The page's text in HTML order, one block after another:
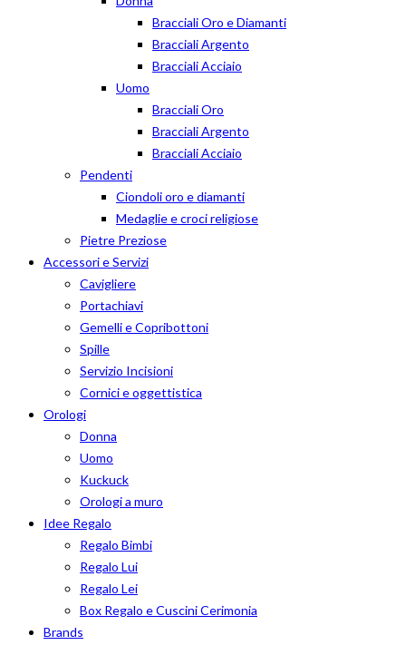
Bracciali Oro e Diamanti
Bracciali Argento
Bracciali Acciaio
Uomo
Bracciali Oro
Bracciali Argento
Bracciali Acciaio
Pendenti
Ciondoli oro e diamanti
Medaglie e croci religiose
Pietre Preziose
Accessori e Servizi
Cavigliere
Portachiavi
Gemelli e Copribottoni
Spille
Servizio Incisioni
Cornici e oggettistica
Orologi
Donna
Uomo
Kuckuck
Orologi a muro
Idee Regalo
Regalo Bimbi
Regalo Lui
Regalo Lei
Box Regalo e Cuscini Cerimonia
Brands